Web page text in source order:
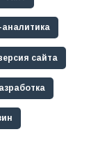
аналитика
сайта